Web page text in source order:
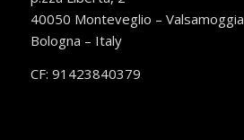
40050 Monteveglio – Valsamoggia
Bologna – Italy
CF: 91423840379